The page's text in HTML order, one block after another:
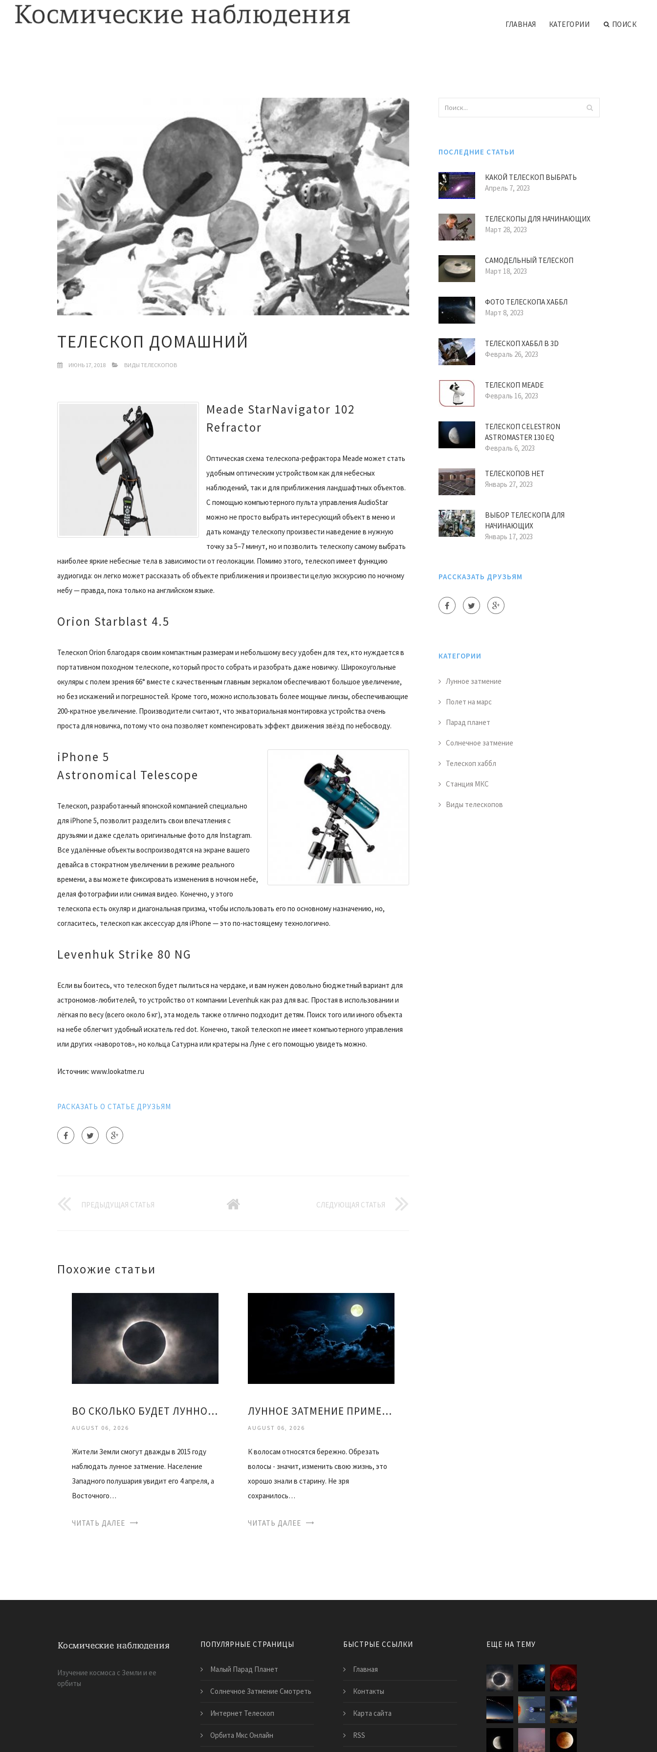
ГЛАВНАЯ КАТЕГОРИИ ПОИСК
ТЕЛЕСКОП ДОМАШНИЙ
ИЮНЬ 17, 2018 ВИДЫ ТЕЛЕСКОПОВ
Meade StarNavigator 102
Refractor
Оптическая схема телескопа-рефрактора Meade может стать
удобным оптическим устройством как для небесных
наблюдений, так и для приближения ландшафтных объектов.
С помощью компьютерного пульта управления AudioStar
можно не просто выбрать интересующий объект в меню и
дать команду телескопу произвести наведение в нужную
точку за 5–7 минут, но и позволить телескопу самому выбрать
наиболее яркие небесные тела в зависимости от геолокации. Помимо этого, телескоп имеет функцию
аудиогида: он легко может рассказать об объекте приближения и произвести целую экскурсию по ночному
небу — правда, пока только на английском языке.
Orion Starblast 4.5
Телескоп Orion благодаря своим компактным размерам и небольшому весу удобен для тех, кто нуждается в
портативном походном телескопе, который просто собрать и разобрать даже новичку. Широкоугольные
окуляры с полем зрения 66° вместе с качественным главным зеркалом обеспечивают большое увеличение,
но без искажений и погрешностей. Кроме того, можно использовать более мощные линзы, обеспечивающие
200-кратное увеличение. Производители считают, что экваториальная монтировка устройства очень
проста для новичка, потому что она позволяет компенсировать эффект движения звёзд по небосводу.
iPhone 5
Astronomical Telescope
Телескоп, разработанный японской компанией специально
для iPhone 5, позволит разделить свои впечатления с
друзьями и даже сделать оригинальные фото для Instagram.
Все удалённые объекты воспроизводятся на экране вашего
девайса в стократном увеличении в режиме реального
времени, а вы можете фиксировать изменения в ночном небе,
делая фотографии или снимая видео. Конечно, у этого
телескопа есть окуляр и диагональная призма, чтобы использовать его по основному назначению, но,
согласитесь, телескоп как аксессуар для iPhone — это по-настоящему технологично.
Levenhuk Strike 80 NG
Если вы боитесь, что телескоп будет пылиться на чердаке, и вам нужен довольно бюджетный вариант для
астрономов-любителей, то устройство от компании Levenhuk как раз для вас. Простая в использовании и
лёгкая по весу (всего около 6 кг), эта модель также отлично подходит детям. Поиск того или иного объекта
на небе облегчит удобный искатель red dot. Конечно, такой телескоп не имеет компьютерного управления
или других «наворотов», но кольца Сатурна или кратеры на Луне с его помощью увидеть можно.
Источник: www.lookatme.ru
РАСКАЗАТЬ О СТАТЬЕ ДРУЗЬЯМ
ПРЕДЫДУЩАЯ СТАТЬЯ СЛЕДУЮЩАЯ СТАТЬЯ
Похожие статьи
ВО СКОЛЬКО БУДЕТ ЛУННОЕ ЗАТМЕНИЕ
AUGUST 06, 2026
Жители Земли смогут дважды в 2015 году
наблюдать лунное затмение. Население
Западного полушария увидит его 4 апреля, а
Восточного…
ЧИТАТЬ ДАЛЕЕ
ЛУННОЕ ЗАТМЕНИЕ ПРИМЕТЫ
AUGUST 06, 2026
К волосам относятся бережно. Обрезать
волосы - значит, изменить свою жизнь, это
хорошо знали в старину. Не зря
сохранилось…
ЧИТАТЬ ДАЛЕЕ
ПОСЛЕДНИЕ СТАТЬИ
КАКОЙ ТЕЛЕСКОП ВЫБРАТЬ
Апрель 7, 2023
ТЕЛЕСКОПЫ ДЛЯ НАЧИНАЮЩИХ
Март 28, 2023
САМОДЕЛЬНЫЙ ТЕЛЕСКОП
Март 18, 2023
ФОТО ТЕЛЕСКОПА ХАББЛ
Март 8, 2023
ТЕЛЕСКОП ХАББЛ В 3D
Февраль 26, 2023
ТЕЛЕСКОП MEADE
Февраль 16, 2023
ТЕЛЕСКОП CELESTRON
ASTROMASTER 130 EQ
Февраль 6, 2023
ТЕЛЕСКОПОВ НЕТ
Январь 27, 2023
ВЫБОР ТЕЛЕСКОПА ДЛЯ
НАЧИНАЮЩИХ
Январь 17, 2023
РАССКАЗАТЬ ДРУЗЬЯМ
КАТЕГОРИИ
Лунное затмение
Полет на марс
Парад планет
Солнечное затмение
Телескоп хаббл
Станция МКС
Виды телескопов
Изучение космоса с Земли и ее
орбиты
ПОПУЛЯРНЫЕ СТРАНИЦЫ
Малый Парад Планет
Солнечное Затмение Смотреть
Интернет Телескоп
Орбита Мкс Онлайн
БЫСТРЫЕ ССЫЛКИ
Главная
Контакты
Карта сайта
RSS
ЕЩЕ НА ТЕМУ